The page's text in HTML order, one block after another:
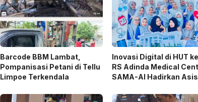
Barcode BBM Lambat,
Pompanisasi Petani di Tellu
Limpoe Terkendala
Inovasi Digital di HUT
RS Adinda Medical
SAMA-AI Hadirkan